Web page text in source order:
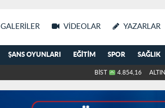
GALERILER VIDEOLAR YAZARLAR
ŞANS OYUNLARI EĞITIM SPOR SAĞLIK
BİST 4.854,16 ALTIN